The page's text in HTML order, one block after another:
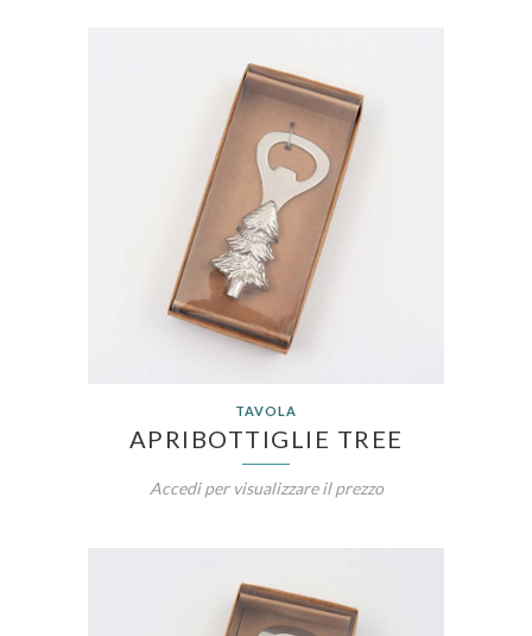
TAVOLA
APRIBOTTIGLIE TREE
Accedi per visualizzare il prezzo